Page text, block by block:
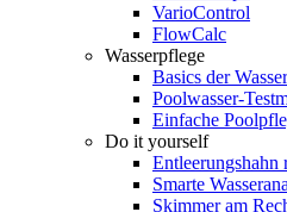
Vario­Control
FlowCalc
Wasserpflege
Basics der
Poolwasser-
Einfache
Do it yourself
Ent­leerungs­hahn
Smarte
Skimmer am